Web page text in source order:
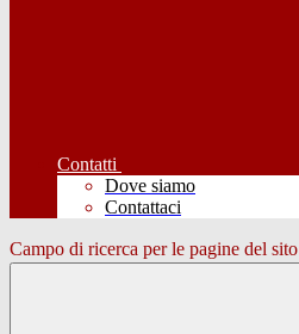
Contatti
Dove siamo
Contattaci
Campo di ricerca per le pagine del sito